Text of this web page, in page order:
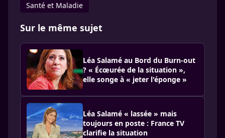
Santé et Maladie
Sur le même sujet
Léa Salamé au Bord du Burn-out
? « Écœurée de la situation »,
elle songe à « jeter l'éponge »
Léa Salamé « lassée » mais
toujours en poste : France TV
clarifie la situation